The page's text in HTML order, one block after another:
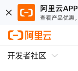
开发者社区